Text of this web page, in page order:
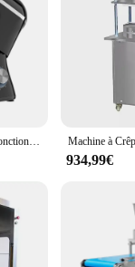
Mélangeur de cuisine multifonctionnel, automatique, traitement de la pâte, nourriture, pain, gâteau, machine de chef, maison
934,99€